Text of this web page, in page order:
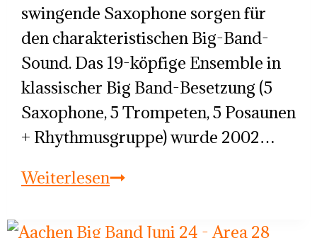
swingende Saxophone sorgen für
den charakteristischen Big-Band-
Sound. Das 19-köpfige Ensemble in
klassischer Big Band-Besetzung (5
Saxophone, 5 Trompeten, 5 Posaunen
+ Rhythmusgruppe) wurde 2002…
WeiterlesenDie
Big